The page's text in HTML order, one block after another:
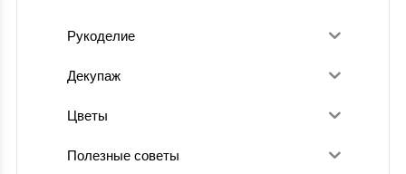
Рукоделие
Декупаж
Цветы
Полезные советы